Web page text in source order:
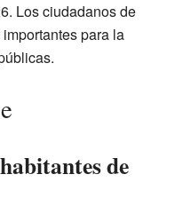
Los ciudadanos de
para la
de